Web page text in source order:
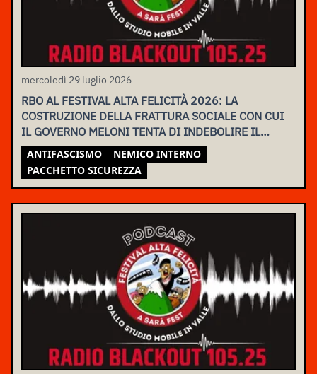
mercoledì 29 luglio 2026
RBO AL FESTIVAL ALTA FELICITÀ 2026: LA
COSTRUZIONE DELLA FRATTURA SOCIALE CON CUI
IL GOVERNO MELONI TENTA DI INDEBOLIRE IL
MOVIMENTO
ANTIFASCISMO
NEMICO INTERNO
PACCHETTO SICUREZZA